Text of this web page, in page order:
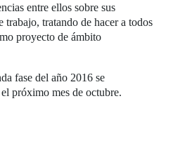
entre ellos sobre sus
trabajo, tratando de hacer a todos
proyecto de ámbito
fase del año 2016 se
próximo mes de octubre.